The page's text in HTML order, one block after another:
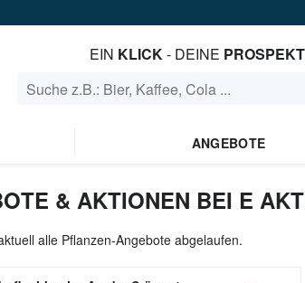
EIN KLICK- DEINE
ANGEBOTE
& AKTIONEN BEI E
alle Pflanzen-Angebote abgelaufen.